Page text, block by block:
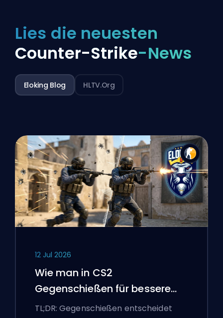
Lies die neuesten
Counter-Strike-News
Eloking Blog HLTV.org
12 Jul 2026
Wie man in CS2
Gegenschießen für bessere
Genauigkeit
TL;DR: Gegenschießen entscheidet